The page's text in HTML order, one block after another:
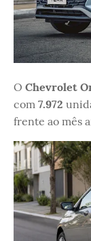
O Chevrolet
com 7.972
frente ao mês